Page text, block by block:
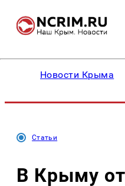
Новости Крыма
Статьи
В Крыму